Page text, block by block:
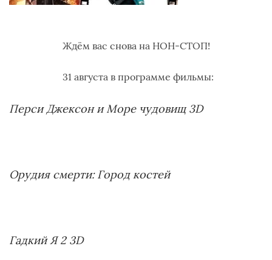
Ждём вас снова на НОН-СТОП!
31 августа в программе фильмы:
Перси Джексон и Море чудовищ 3D
Орудия смерти: Город костей
Гадкий Я 2 3D